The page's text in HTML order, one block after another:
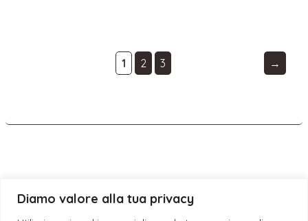
Diamo valore alla tua privacy
1 2 3 →